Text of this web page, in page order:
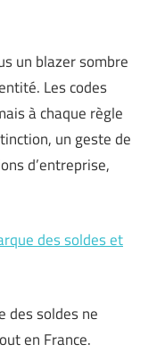
un blazer sombre
Les codes
à chaque règle
un geste de
d’entreprise,
des soldes et
des soldes ne
en France.